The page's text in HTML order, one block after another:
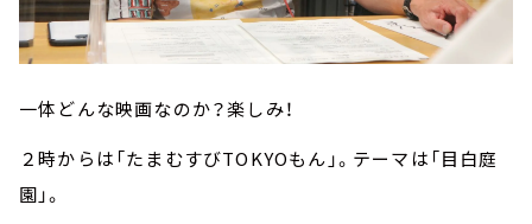
一体どんな映画なのか？楽しみ！
２時からは「たまむすびTOKYOもん」。テーマは「目白庭
園」。